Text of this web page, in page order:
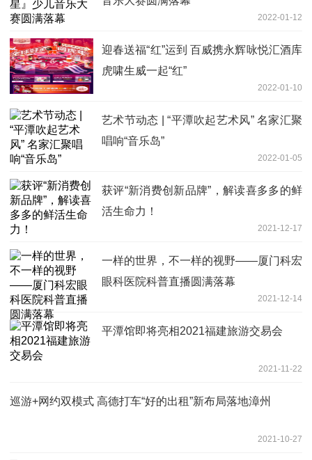
2022-01-12
迎春送福“红”运到 百威携永辉咏悦汇酒库
虎啸生威一起“红”
2022-01-10
艺术节动态 | “平潭吹起艺术风” 名家汇聚
唱响“音乐岛”
2022-01-05
获评“新消费创新品牌”，解读喜多多的鲜
活生命力！
2021-12-17
一样的世界，不一样的视野——厦门科宏
眼科医院科普直播圆满落幕
2021-12-14
平潭馆即将亮相2021福建旅游交易会
2021-11-22
巡游+网约双模式 高德打车“好的出租”新布局落地漳州
2021-10-27